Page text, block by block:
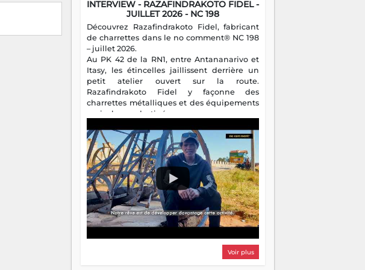
INTERVIEW - RAZAFINDRAKOTO FIDEL -
JUILLET 2026 - NC 198
Découvrez Razafindrakoto Fidel, fabricant
de charrettes dans le no comment® NC 198
– juillet 2026.
Au PK 42 de la RN1, entre Antananarivo et
Itasy, les étincelles jaillissent derrière un
petit atelier ouvert sur la route.
Razafindrakoto Fidel y façonne des
charrettes métalliques et des équipements
agricoles destinés aux campagnes
familial, il perpétue un métier discret mais
essentiel.
Voir plus